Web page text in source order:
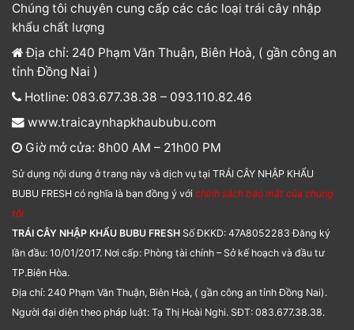
Chúng tôi chuyên cung cấp các các loại trái cây nhập
khẩu chất lượng
Địa chỉ: 240 Phạm Văn Thuận, Biên Hoà, ( gần công an
tỉnh Đồng Nai )
Hotline: 083.677.38.38 – 093.110.82.46
www.traicaynhapkhaububu.com
Giờ mở cửa: 8h00 AM – 21h00 PM
Sử dụng nội dung ở trang này và dịch vụ tại TRÁI CÂY NHẬP KHẨU
BUBU FRESH có nghĩa là bạn đồng ý với chính sách bảo mật của chúng
tôi
TRÁI CÂY NHẬP KHẨU BUBU FRESH Số ĐKKD: 47A8052283 Đăng ký
lần đầu: 10/01/2017. Nơi cấp: Phòng tài chính – Sở kế hoạch và đầu tư
TP.Biên Hòa.
Địa chỉ: 240 Phạm Văn Thuận, Biên Hoà, ( gần công an tỉnh Đồng Nai).
Người đại diện theo pháp luật: Tạ Thị Hoài Nghi. SĐT: 083.677.38.38.